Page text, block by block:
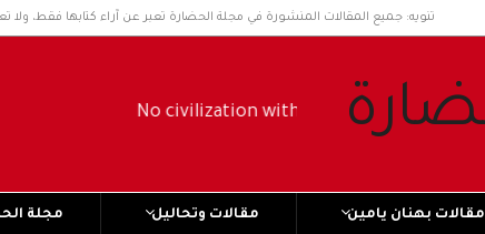
تنويه: جميع المقالات المنشورة في مجلة الحضارة تعبر عن آراء كتابها فقط،
مقالات بهنان يامين مقالات وتحاليل مجلة